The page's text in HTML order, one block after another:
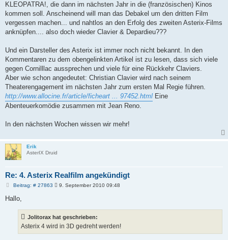
KLEOPATRA!, die dann im nächsten Jahr in die (französischen) Kinos
kommen soll. Anscheinend will man das Debakel um den dritten Film
vergessen machen... und nahtlos an den Erfolg des zweiten Asterix-Films
anknüpfen.... also doch wieder Clavier & Depardieu???
Und ein Darsteller des Asterix ist immer noch nicht bekannt. In den
Kommentaren zu dem obengelinkten Artikel ist zu lesen, dass sich viele
gegen Cornilllac aussprechen und viele für eine Rückkehr Claviers.
Aber wie schon angedeutet: Christian Clavier wird nach seinem
Theaterengagement im nächsten Jahr zum ersten Mal Regie führen.
http://www.allocine.fr/article/ficheart ... 97452.html Eine
Abenteuerkomödie zusammen mit Jean Reno.
In den nächsten Wochen wissen wir mehr!
Erik
AsterIX Druid
Re: 4. Asterix Realfilm angekündigt
Beitrag: # 27863B
r
a
9. September 2010 09:48
Hallo,
Jolitorax hat geschrieben:
Asterix 4 wird in 3D gedreht werden!